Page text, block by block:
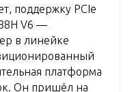
поддержку PCIe
V6 —
в линейке
платформа
Он пришёл на